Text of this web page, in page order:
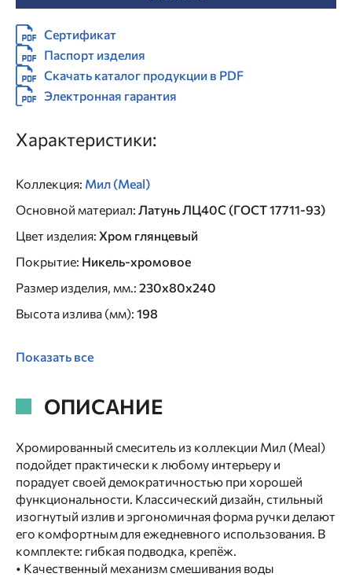
Сертификат
Паспорт изделия
Скачать каталог продукции в PDF
Электронная гарантия
Характеристики:
Коллекция: Мил (Meal)
Основной материал: Латунь ЛЦ40C (ГОСТ 17711-93)
Цвет изделия: Хром глянцевый
Покрытие: Никель-хромовое
Размер изделия, мм.: 230x80x240
Высота излива (мм): 198
Показать все
ОПИСАНИЕ
Хромированный смеситель из коллекции Мил (Meal)
подойдет практически к любому интерьеру и
порадует своей демократичностью при хорошей
функциональности. Классический дизайн, стильный
изогнутый излив и эргономичная форма ручки делают
его комфортным для ежедневного использования. В
комплекте: гибкая подводка, крепёж.
• Качественный механизм смешивания воды